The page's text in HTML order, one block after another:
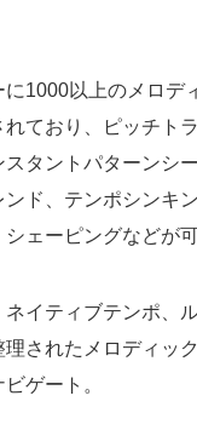
に1000以上のメロデ
れており、ピッチト
スタントパターンシ
ンド、テンポシンキ
シェーピングなどが可
ネイティブテンポ、
理されたメロディッ
ゲート。